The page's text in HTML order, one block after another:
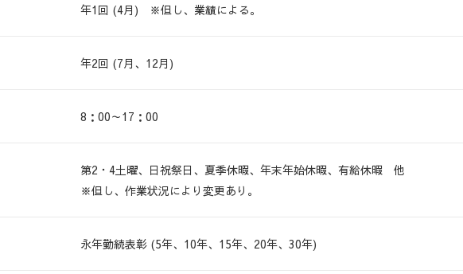
年1回 (4月) ※但し、業績による。
年2回 (7月、12月)
8：00～17：00
第2・4土曜、日祝祭日、夏季休暇、年末年始休暇、有給休暇 他
※但し、作業状況により変更あり。
永年勤続表彰 (5年、10年、15年、20年、30年)